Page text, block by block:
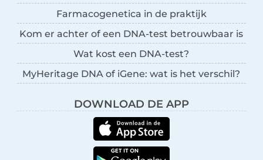
Farmacogenetica in de praktijk
Kom er achter of een DNA-test betrouwbaar is
Wat kost een DNA-test?
MyHeritage DNA of iGene: wat is het verschil?
DOWNLOAD DE APP